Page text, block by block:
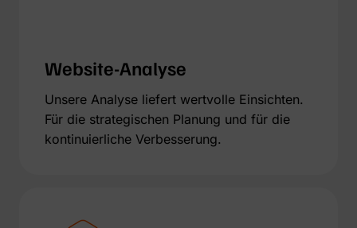
Website-Analyse
Unsere Analyse liefert wertvolle Einsichten.
Für die strategischen Planung und für die
kontinuierliche Verbesserung.